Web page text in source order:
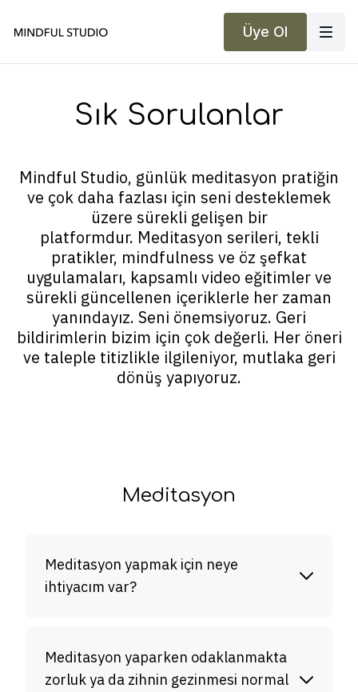
Üye Ol
Sık Sorulanlar
Mindful Studio, günlük meditasyon pratiğin
ve çok daha fazlası için seni desteklemek
üzere sürekli gelişen bir
platformdur. Meditasyon serileri, tekli
pratikler, mindfulness ve öz şefkat
uygulamaları, kapsamlı video eğitimler ve
sürekli güncellenen içeriklerle her zaman
yanındayız. Seni önemsiyoruz. Geri
bildirimlerin bizim için çok değerli. Her öneri
ve taleple titizlikle ilgileniyor, mutlaka geri
dönüş yapıyoruz.
Meditasyon
Meditasyon yapmak için neye
ihtiyacım var?
Meditasyon yaparken odaklanmakta
zorluk ya da zihnin gezinmesi normal